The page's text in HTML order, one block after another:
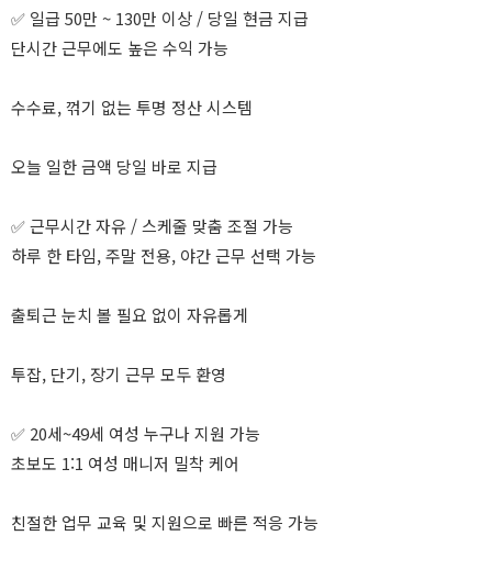
✅ 일급 50만 ~ 130만 이상 / 당일 현금 지급
단시간 근무에도 높은 수익 가능
수수료, 꺾기 없는 투명 정산 시스템
오늘 일한 금액 당일 바로 지급
✅ 근무시간 자유 / 스케줄 맞춤 조절 가능
하루 한 타임, 주말 전용, 야간 근무 선택 가능
출퇴근 눈치 볼 필요 없이 자유롭게
투잡, 단기, 장기 근무 모두 환영
✅ 20세~49세 여성 누구나 지원 가능
초보도 1:1 여성 매니저 밀착 케어
친절한 업무 교육 및 지원으로 빠른 적응 가능